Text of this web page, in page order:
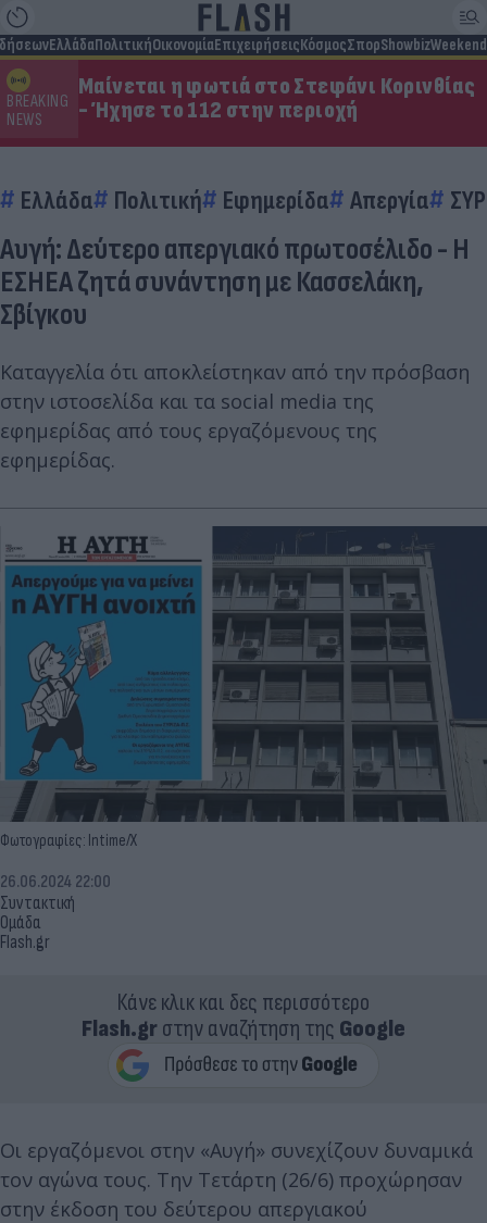
ΕλλάδαΠολιτικήΟικονομίαΕπιχειρήσειςΚόσμοςΣπορShowbizWeekend
BREAKING
NEWS
Μαίνεται η φωτιά στο Στεφάνι Κορινθίας
- Ήχησε το 112 στην περιοχή
Ελλάδα Πολιτική Εφημερίδα Απεργία
Αυγή: Δεύτερο απεργιακό πρωτοσέλιδο - Η
ΕΣΗΕΑ ζητά συνάντηση με Κασσελάκη,
Σβίγκου
Kαταγγελία ότι αποκλείστηκαν από την πρόσβαση
στην ιστοσελίδα και τα social media της
εφημερίδας από τους εργαζόμενους της
εφημερίδας.
Φωτογραφίες: Intime/X
Συντακτική
Ομάδα
Flash.gr
26.06.2024 22:00
Κάνε κλικ και δες περισσότερο
Flash.grστην αναζήτηση της Google
Οι εργαζόμενοι στην «Αυγή» συνεχίζουν δυναμικά
τον αγώνα τους. Την Τετάρτη (26/6) προχώρησαν
στην έκδοση του δεύτερου απεργιακού